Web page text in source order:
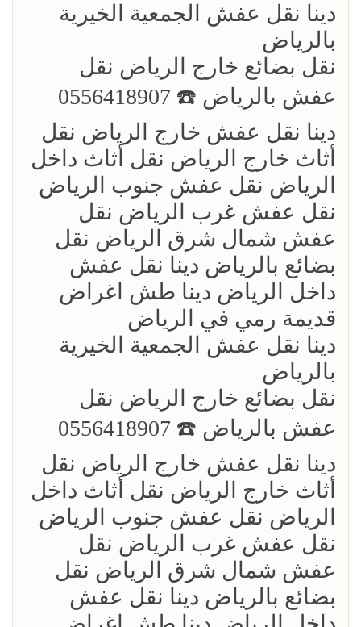
دينا نقل عفش الجمعية الخيرية
بالرياض
نقل بضائع خارج الرياض ‏نقل
عفش بالرياض ☎️ 0556418907
دينا نقل عفش خارج الرياض نقل
أثاث خارج الرياض نقل أثاث داخل
الرياض نقل عفش جنوب الرياض
نقل عفش غرب الرياض نقل
عفش شمال شرق الرياض نقل
بضائع بالرياض دينا نقل عفش
داخل الرياض دينا طش اغراض
قديمة رمي في الرياض
دينا نقل عفش الجمعية الخيرية
بالرياض
نقل بضائع خارج الرياض ‏نقل
عفش بالرياض ☎️ 0556418907
دينا نقل عفش خارج الرياض نقل
أثاث خارج الرياض نقل أثاث داخل
الرياض نقل عفش جنوب الرياض
نقل عفش غرب الرياض نقل
عفش شمال شرق الرياض نقل
بضائع بالرياض دينا نقل عفش